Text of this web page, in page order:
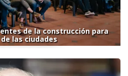
de la construcción para
las ciudades